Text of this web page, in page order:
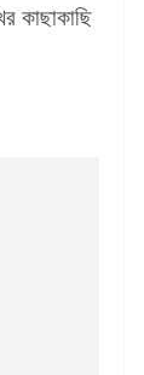
কাছাকাছি